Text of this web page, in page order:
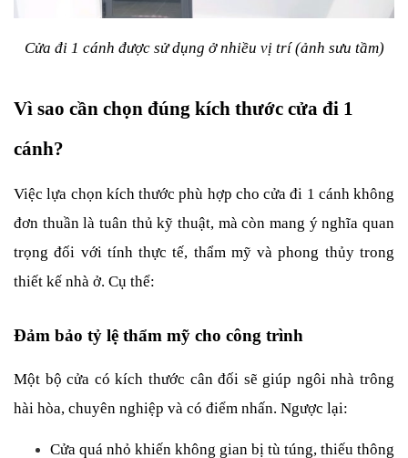
Cửa đi 1 cánh được sử dụng ở nhiều vị trí (ảnh sưu tầm)
Vì sao cần chọn đúng kích thước cửa đi 1
cánh?
Việc lựa chọn kích thước phù hợp cho cửa đi 1 cánh không
đơn thuần là tuân thủ kỹ thuật, mà còn mang ý nghĩa quan
trọng đối với tính thực tế, thẩm mỹ và phong thủy trong
thiết kế nhà ở. Cụ thể:
Đảm bảo tỷ lệ thẩm mỹ cho công trình
Một bộ cửa có kích thước cân đối sẽ giúp ngôi nhà trông
hài hòa, chuyên nghiệp và có điểm nhấn. Ngược lại:
Cửa quá nhỏ khiến không gian bị tù túng, thiếu thông